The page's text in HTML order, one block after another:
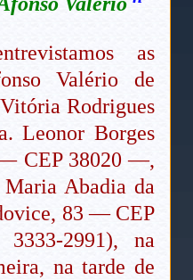
as
Valério de
Rodrigues
Leonor Borges
CEP 38020 —,
Abadia da
83 — CEP
2991), na
na tarde de